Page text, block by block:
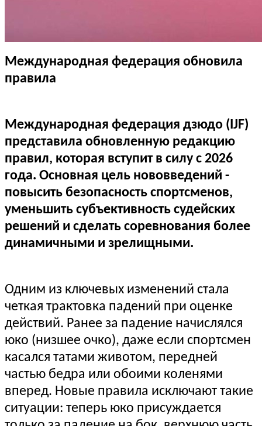
Международная федерация обновила
правила
Международная федерация дзюдо (IJF)
представила обновленную редакцию
правил, которая вступит в силу с 2026
года. Основная цель нововведений -
повысить безопасность спортсменов,
уменьшить субъективность судейских
решений и сделать соревнования более
динамичными и зрелищными.
Одним из ключевых изменений стала
четкая трактовка падений при оценке
действий. Ранее за падение начислялся
юко (низшее очко), даже если спортсмен
касался татами животом, передней
частью бедра или обоими коленями
вперед. Новые правила исключают такие
ситуации: теперь юко присуждается